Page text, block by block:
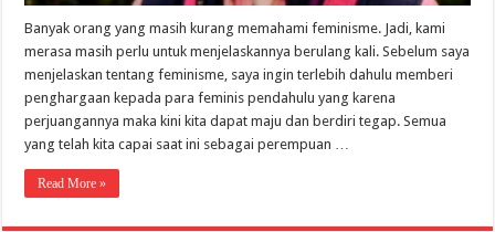
Banyak orang yang masih kurang memahami feminisme. Jadi, kami
merasa masih perlu untuk menjelaskannya berulang kali. Sebelum saya
menjelaskan tentang feminisme, saya ingin terlebih dahulu memberi
penghargaan kepada para feminis pendahulu yang karena
perjuangannya maka kini kita dapat maju dan berdiri tegap. Semua
yang telah kita capai saat ini sebagai perempuan …
Read More »